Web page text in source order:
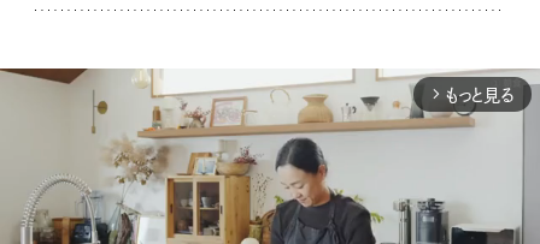
arrow_forward_ios もっと見る